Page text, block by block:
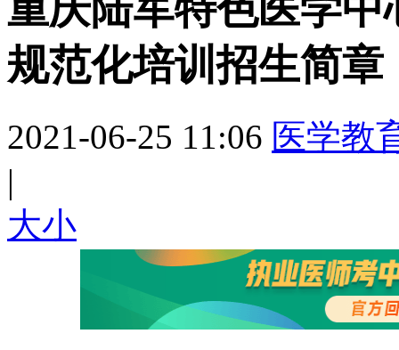
规范化培训招生简章
2021-06-25 11:06 医学教
|
大小